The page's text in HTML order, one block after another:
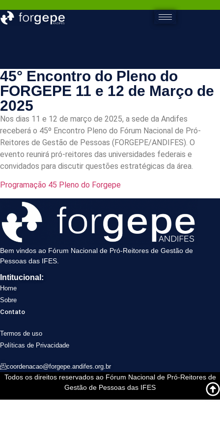
45° Encontro do Pleno do
FORGEPE 11 e 12 de Março de
2025
Nos dias 11 e 12 de março de 2025, a sede da Andifes
receberá o 45º Encontro Pleno do Fórum Nacional de Pró-
Reitores de Gestão de Pessoas (FORGEPE/ANDIFES). O
evento reunirá pró-reitores das universidades federais e
convidados para discutir questões estratégicas da área.
Programação 45 Pleno do Forgepe
Bem vindos ao Fórum Nacional de Pró-Reitores de Gestão de
Pessoas das IFES.
Intitucional:
Home
Sobre
Contato
Termos de uso
Políticas de Privacidade
coordenacao@forgepe.andifes.org.br
Todos os direitos reservados ao Fórum Nacional de Pró-Reitores de
Gestão de Pessoas das IFES